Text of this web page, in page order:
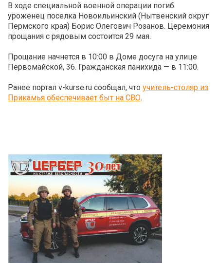
В ходе специальной военной операции погиб
уроженец поселка Новоильинский (Нытвенский округ
Пермского края) Борис Олегович Розанов. Церемония
прощания с рядовым состоится 29 мая.
Прощание начнется в 10:00 в Доме досуга на улице
Первомайской, 36. Гражданская панихида — в 11:00.
Ранее портал v-kurse.ru сообщал, что учитель-столяр из
Прикамья обеспечивает быт на СВО.